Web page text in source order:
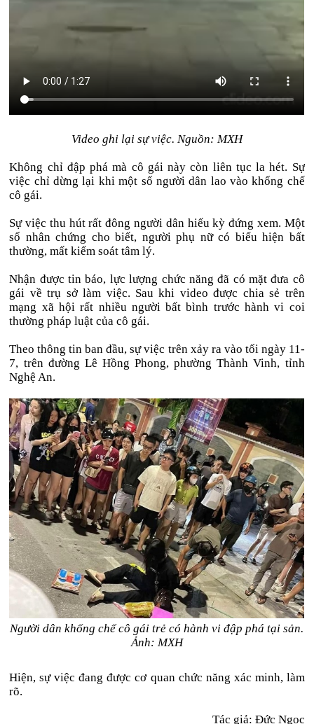
Video ghi lại sự việc. Nguồn: MXH
Không chỉ đập phá mà cô gái này còn liên tục la hét. Sự
việc chỉ dừng lại khi một số người dân lao vào khống chế
cô gái.
Sự việc thu hút rất đông người dân hiếu kỳ đứng xem. Một
số nhân chứng cho biết, người phụ nữ có biểu hiện bất
thường, mất kiểm soát tâm lý.
Nhận được tin báo, lực lượng chức năng đã có mặt đưa cô
gái về trụ sở làm việc. Sau khi video được chia sẻ trên
mạng xã hội rất nhiều người bất bình trước hành vi coi
thường pháp luật của cô gái.
Theo thông tin ban đầu, sự việc trên xảy ra vào tối ngày 11-
7, trên đường Lê Hồng Phong, phường Thành Vinh, tỉnh
Nghệ An.
Người dân khống chế cô gái trẻ có hành vi đập phá tại sản.
Ảnh: MXH
Hiện, sự việc đang được cơ quan chức năng xác minh, làm
rõ.
Tác giả: Đức Ngọc